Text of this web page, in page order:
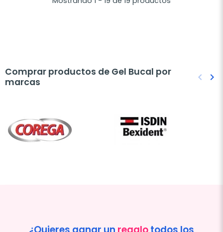
Comprar productos de Gel Bucal por
marcas
keyboard_arrow_left keyboard_arrow_right